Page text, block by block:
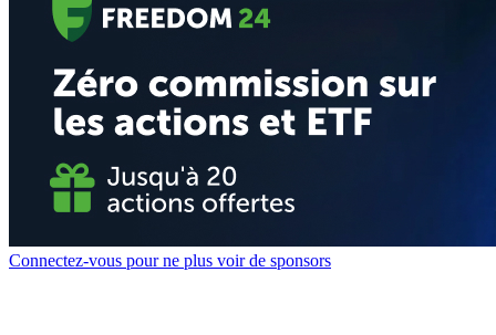
Connectez-vous pour ne plus voir de sponsors